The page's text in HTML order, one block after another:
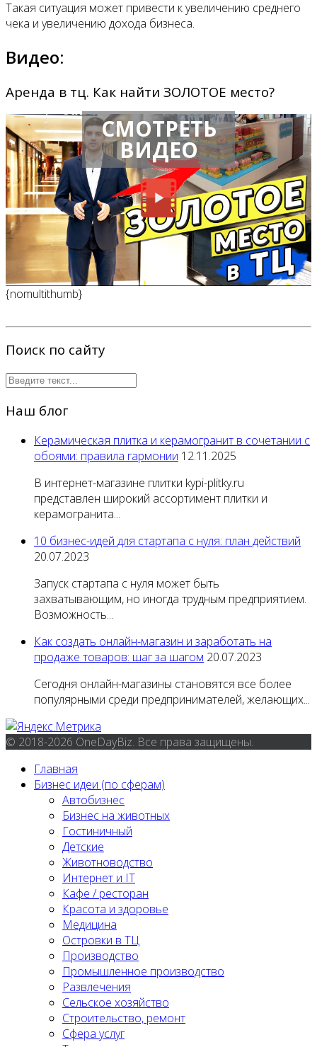
Такая ситуация может привести к увеличению среднего
чека и увеличению дохода бизнеса.
Видео:
Аренда в тц. Как найти ЗОЛОТОЕ место?
СМОТРЕТЬ
ВИДЕО
{nomultithumb}
Поиск по сайту
Наш блог
Керамическая плитка и керамогранит в сочетании с
обоями: правила гармонии 12.11.2025
В интернет-магазине плитки kypi-plitky.ru
представлен широкий ассортимент плитки и
керамогранита...
10 бизнес-идей для стартапа с нуля: план действий
20.07.2023
Запуск стартапа с нуля может быть
захватывающим, но иногда трудным предприятием.
Возможность...
Как создать онлайн-магазин и заработать на
продаже товаров: шаг за шагом 20.07.2023
Сегодня онлайн-магазины становятся все более
популярными среди предпринимателей, желающих...
© 2018-2026 OneDayBiz. Все права защищены.
Главная
Бизнес идеи (по сферам)
Автобизнес
Бизнес на животных
Гостиничный
Детские
Животноводство
Интернет и IT
Кафе / ресторан
Красота и здоровье
Медицина
Островки в ТЦ
Производство
Промышленное производство
Развлечения
Сельское хозяйство
Строительство, ремонт
Сфера услуг